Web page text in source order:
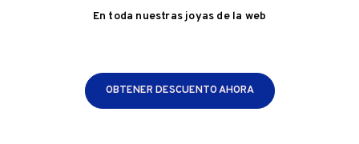
En toda nuestras joyas de la web
OBTENER DESCUENTO AHORA